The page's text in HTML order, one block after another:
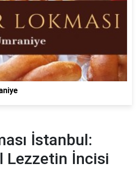
İstanbul:
Lezzetin İncisi